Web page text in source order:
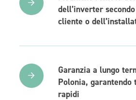
dell’inverter
cliente o
Garanzia a lungo
Polonia,
rapidi